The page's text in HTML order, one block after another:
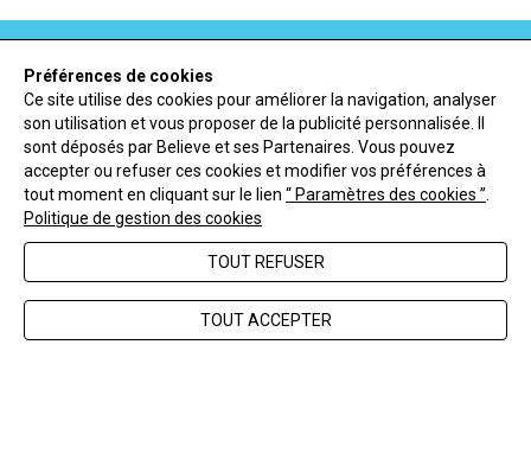
NEWSLETTER
ENVOYER
FAQ
Nous contacter
CGV
Préférences de cookies
Ce site utilise des cookies pour améliorer la navigation, analyser
son utilisation et vous proposer de la publicité personnalisée. Il
sont déposés par Believe et ses Partenaires. Vous pouvez
accepter ou refuser ces cookies et modifier vos préférences à
tout moment en cliquant sur le lien “ Paramètres des cookies ”
Politique de gestion des cookies
TOUT REFUSER
TOUT ACCEPTER